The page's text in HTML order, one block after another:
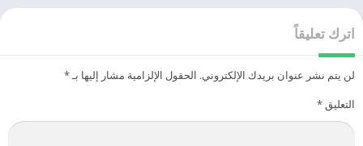
اترك تعليقاً
لن يتم نشر عنوان بريدك الإلكتروني. الحقول الإلزامية مشار إليها بـ*
التعليق*